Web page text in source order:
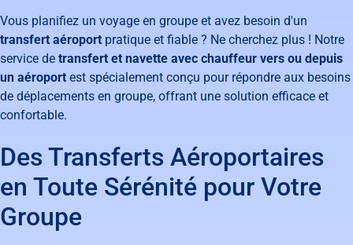
Vous planifiez un voyage en groupe et avez besoin d'un
transfert aéroport pratique et fiable ? Ne cherchez plus ! Notre
service de transfert et navette avec chauffeur vers ou depuis
un aéroport est spécialement conçu pour répondre aux besoins
de déplacements en groupe, offrant une solution efficace et
confortable.
Des Transferts Aéroportaires
en Toute Sérénité pour Votre
Groupe